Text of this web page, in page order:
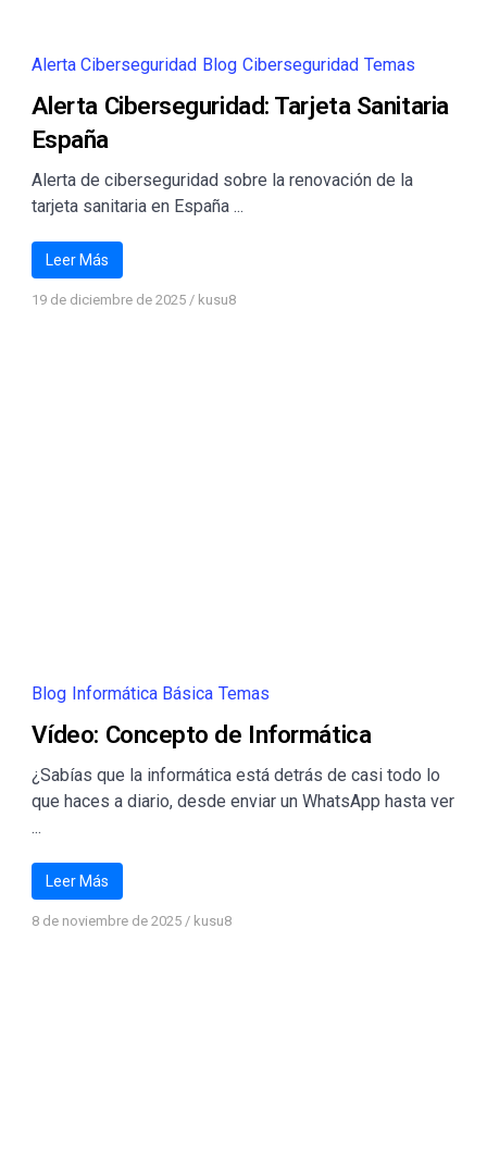
Alerta Ciberseguridad Blog Ciberseguridad Temas
Alerta Ciberseguridad: Tarjeta Sanitaria
España
Alerta de ciberseguridad sobre la renovación de la
tarjeta sanitaria en España ...
Leer Más
19 de diciembre de 2025/ kusu8
Blog Informática Básica Temas
Vídeo: Concepto de Informática
¿Sabías que la informática está detrás de casi todo lo
que haces a diario, desde enviar un WhatsApp hasta ver
...
Leer Más
8 de noviembre de 2025/ kusu8